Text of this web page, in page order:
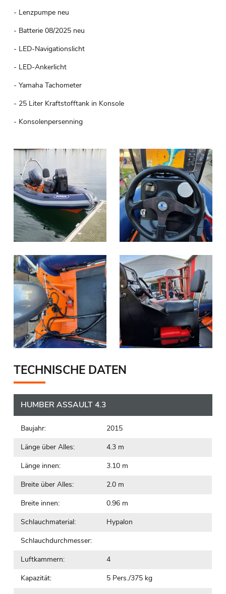
- Lenzpumpe neu
- Batterie 08/2025 neu
- LED-Navigationslicht
- LED-Ankerlicht
- Yamaha Tachometer
- 25 Liter Kraftstofftank in Konsole
- Konsolenpersenning
TECHNISCHE DATEN
HUMBER ASSAULT 4.3
Baujahr:
2015
Länge über Alles:
4.3 m
Länge innen:
3.10 m
Breite über Alles:
2.0 m
Breite innen:
0.96 m
Schlauchmaterial:
Hypalon
Schlauchdurchmesser:
Luftkammern:
4
Kapazität:
5 Pers./375 kg